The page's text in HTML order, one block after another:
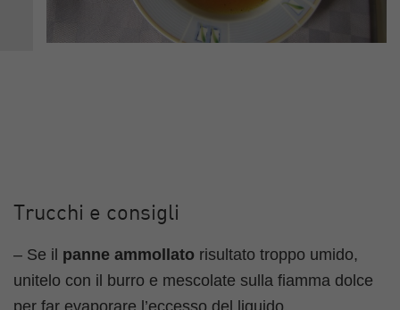
Trucchi e consigli
– Se il panne ammollato risultato troppo umido,
unitelo con il burro e mescolate sulla fiamma dolce
per far evaporare l’eccesso del liquido.